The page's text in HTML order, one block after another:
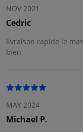
NOV 2021
Cedric
livraison rapide le
bien
MAY 2024
Michael P.